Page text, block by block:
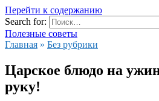
Перейти к содержанию
Search for:
Полезные советы
Главная » Без рубрики
Царское блюдо на
руку!